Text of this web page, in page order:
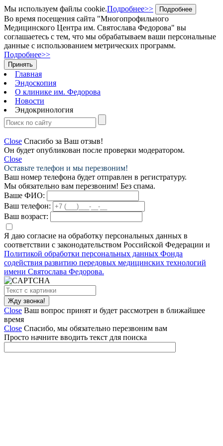
Мы используем файлы cookie.Подробнее>> Подробнее
Во время посещения сайта "Многопрофильного
Медицинского Центра им. Святослава Федорова" вы
соглашаетесь с тем, что мы обрабатываем ваши персональные
данные с использованием метрических программ.
Подробнее>>
Принять
Главная
Эндоскопия
О клинике им. Федорова
Новости
Эндокринология
Close Спасибо за Ваш отзыв!
Он будет опубликован после проверки модератором.
Close
Оставьте телефон и мы перезвоним!
Ваш номер телефона будет отправлен в регистратуру.
Мы обязательно вам перезвоним! Без спама.
Ваше ФИО:
Ваш телефон:
Ваш возраст:
Я даю согласие на обработку персональных данных в
соответствии с законодательством Российской Федерации и
Политикой обработки персональных данных Фонда
содействия развитию передовых медицинских технологий
имени Святослава Федорова.
Close Ваш вопрос принят и будет рассмотрен в ближайшее
время
Close Спасибо, мы обязательно перезвоним вам
Просто начните вводить текст для поиска